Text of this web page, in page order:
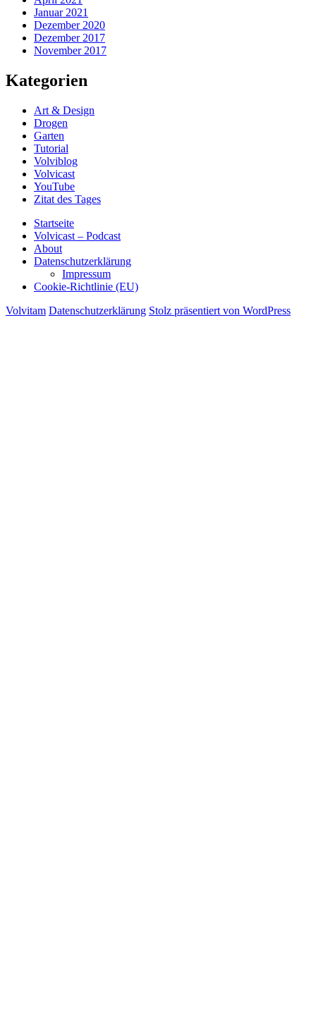
Januar 2021
Dezember 2020
Dezember 2017
November 2017
Kategorien
Art & Design
Drogen
Garten
Tutorial
Volviblog
Volvicast
YouTube
Zitat des Tages
Startseite
Volvicast – Podcast
About
Datenschutzerklärung
Impressum
Cookie-Richtlinie (EU)
Volvitam Datenschutzerklärung Stolz präsentiert von WordPress